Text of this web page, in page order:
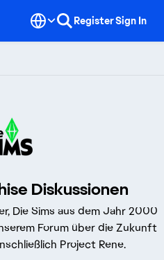
RegisterSign In
Diskussionen
Die Sims aus dem Jahr 2000
Forum über die Zukunft
Project Rene.